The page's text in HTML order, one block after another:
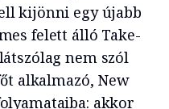
kijönni egy újabb
felett álló Take-
nem szól
alkalmazó, New
akkor